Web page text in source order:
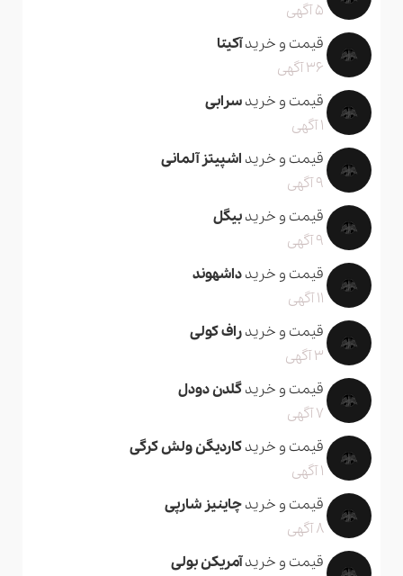
5 آگهی
قیمت و خریدآکیتا
36 آگهی
قیمت و خریدسرابی
1 آگهی
قیمت و خرید اشپیتز آلمانی
9 آگهی
قیمت و خریدبیگل
9 آگهی
قیمت و خریدداشهوند
11 آگهی
قیمت و خریدراف کولی
3 آگهی
قیمت و خریدگلدن دودل
7 آگهی
قیمت و خریدکاردیگن ولش کرگی
1 آگهی
قیمت و خریدچاینیز شارپی
8 آگهی
قیمت و خریدآمریکن بولی